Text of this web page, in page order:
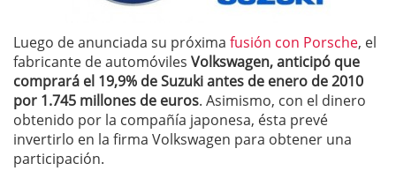
Luego de anunciada su próxima fusión con Porsche, el
fabricante de automóviles Volkswagen, anticipó que
comprará el 19,9% de Suzuki antes de enero de 2010
por 1.745 millones de euros. Asimismo, con el dinero
obtenido por la compañía japonesa, ésta prevé
invertirlo en la firma Volkswagen para obtener una
participación.